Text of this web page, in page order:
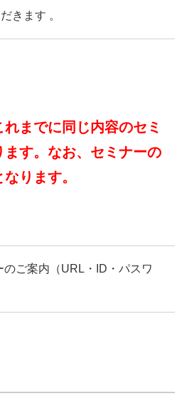
きます 。
までに同じ内容のセミ
す。なお、セミナーの
ります。
ご案内（URL・ID・パスワ